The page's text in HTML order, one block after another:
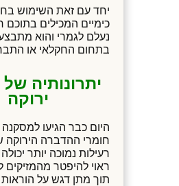
יחד עם זאת השימוש
כימיים המכילים בתוכם
נעלם לגמרי והוא
בתחום החקלאי או
יתרונותיה
ירוקה
היום כבר הגיעו
חומרי ההדברה הירוקה
רעילות נמוכה יותר
ראוי להיפטר מהמזיקים
תוך מתן דגש על